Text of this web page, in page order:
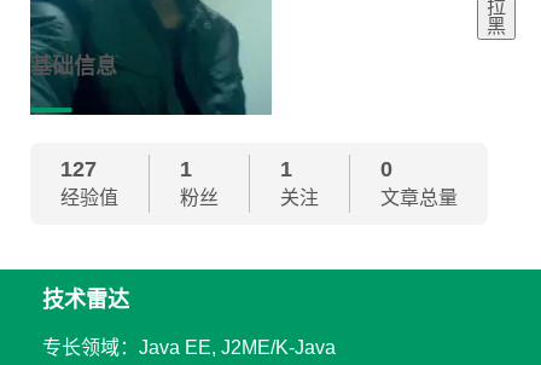
拉
黑
基础信息
127
经验值
1
粉丝
1
关注
0
文章总量
技术雷达
专长领域：Java EE, J2ME/K-Java